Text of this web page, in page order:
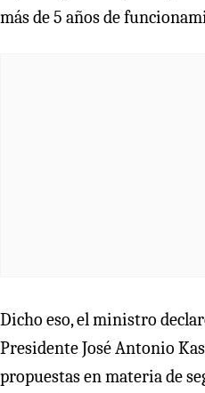
más de 5 años de
Dicho eso, el ministro
Presidente José Antonio
propuestas en materia de